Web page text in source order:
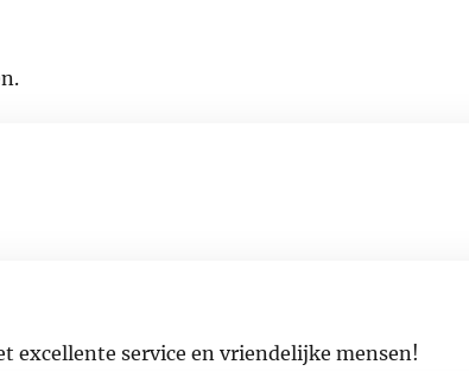
excellente service en vriendelijke mensen!